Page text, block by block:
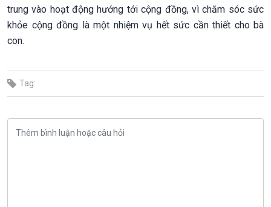
trung vào hoạt động hướng tới cộng đồng, vì chăm sóc sức
khỏe cộng đồng là một nhiệm vụ hết sức cần thiết cho bà
con.
Tag: